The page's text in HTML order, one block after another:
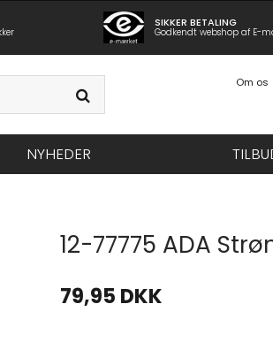
SIKKER BETALING
Godkendt webshop af E-
Om os
NYHEDER
12-77775 ADA
79,95 DKK